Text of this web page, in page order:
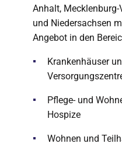
Anhalt,
und Niedersachsen
Angebot in den
Krankenhäuser
Pflege- und
Hospize
Wohnen und